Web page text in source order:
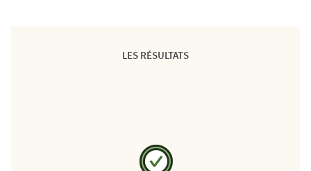
LES RÉSULTATS